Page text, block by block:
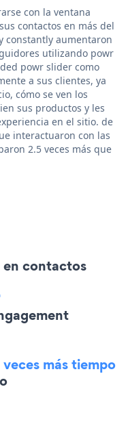
con la ventana
contactos en más del
constantly aumentaron
utilizando powr
powr slider como
a sus clientes, ya
cómo se ven los
sus productos y les
en el sitio. de
interactuaron con las
2.5 veces más que
en contactos
más tiempo